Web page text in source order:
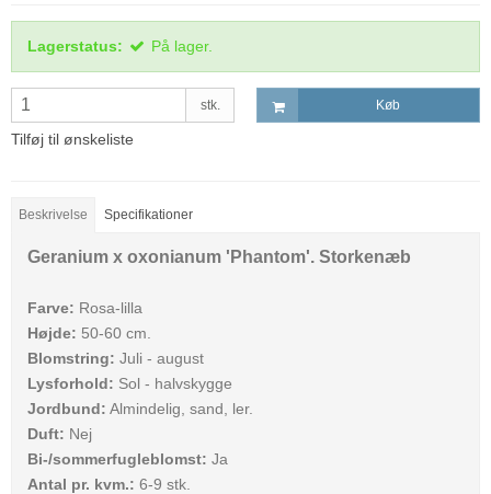
Lagerstatus: På lager.
stk. Køb
Tilføj til ønskeliste
Beskrivelse Specifikationer
Geranium x oxonianum 'Phantom'. Storkenæb
Farve: Rosa-lilla
Højde: 50-60 cm.
Blomstring: Juli - august
Lysforhold: Sol - halvskygge
Jordbund: Almindelig, sand, ler.
Duft: Nej
Bi-/sommerfugleblomst: Ja
Antal pr. kvm.: 6-9 stk.